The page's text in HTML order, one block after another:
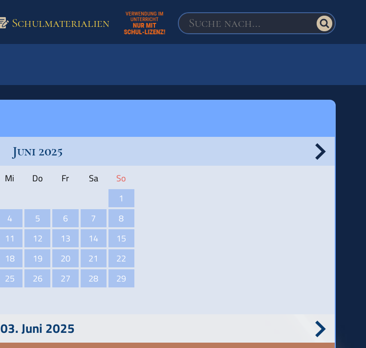
Schulmaterialien
Juni 2025
Mi Do Fr Sa
So
1
4 5 6 7
8
11 12 13 14
15
18 19 20 21
22
25 26 27 28
29
03. Juni 2025